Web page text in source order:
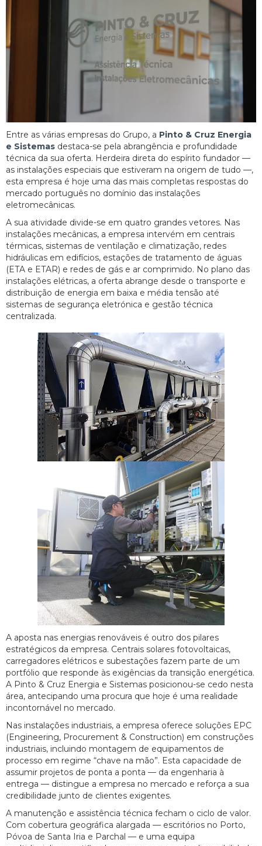
Entre as várias empresas do Grupo, a Pinto & Cruz Energia
e Sistemas destaca-se pela abrangência e profundidade
técnica da sua oferta. Herdeira direta do espírito fundador —
as instalações especiais que estiveram na origem de tudo —,
esta empresa é hoje uma das mais completas respostas do
mercado português no domínio das instalações
eletromecânicas.
A sua atividade divide-se em quatro grandes vetores. Nas
instalações mecânicas, a empresa intervém em centrais
térmicas, sistemas de ventilação e climatização, redes
hidráulicas em edifícios, estações de tratamento de águas
(ETA e ETAR) e redes de gás e ar comprimido. No plano das
instalações elétricas, a oferta abrange desde o transporte e
distribuição de energia em baixa e média tensão até
sistemas de segurança eletrónica e gestão técnica
centralizada.
A aposta nas energias renováveis é outro dos pilares
estratégicos da empresa. Centrais solares fotovoltaicas,
carregadores elétricos e subestações fazem parte de um
portfólio que responde às exigências da transição energética.
A Pinto & Cruz Energia e Sistemas posicionou-se cedo nesta
área, antecipando uma procura que hoje é uma realidade
incontornável no mercado.
Nas instalações industriais, a empresa oferece soluções EPC
(Engineering, Procurement & Construction) em construções
industriais, incluindo montagem de equipamentos de
processo em regime “chave na mão”. Esta capacidade de
assumir projetos de ponta a ponta — da engenharia à
entrega — distingue a empresa no mercado e reforça a sua
credibilidade junto de clientes exigentes.
A manutenção e assistência técnica fecham o ciclo de valor.
Com cobertura geográfica alargada — escritórios no Porto,
Póvoa de Santa Iria e Parchal — e uma equipa